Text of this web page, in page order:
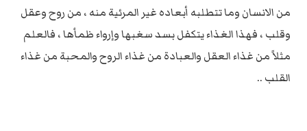
من الانسان وما تتطلبه أبعاده غير المرئية منه ، من روح وعقل
وقلب ، فهذا الغذاء يتكفل بسد سغبها وإرواء ظمأها ، فالعلم
مثلاً من غذاء العقل والعبادة من غذاء الروح والمحبة من غذاء
القلب ..